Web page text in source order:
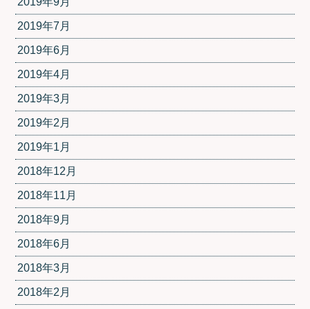
2019年7月
2019年6月
2019年4月
2019年3月
2019年2月
2019年1月
2018年12月
2018年11月
2018年9月
2018年6月
2018年3月
2018年2月